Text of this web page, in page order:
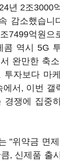
년 2조3000
감소했습니
7499억원으
콤 역시 5G
완만한 축
투자보다 마
서, 이번 갤
경쟁에 집중
"위약금 면
, 신제품 출